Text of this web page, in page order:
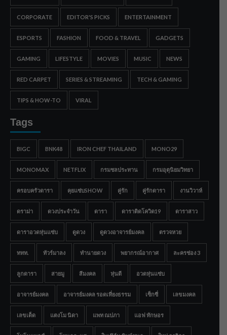
CORPORATE EDITOR'S PICKS ENTERTAINMENT
ESPORTS FASHION FOOD & TRAVEL GADGETS
GAMING LIFESTYLE MOVIES MUSIC NEWS
RED CARPET SERIES & STREAMING TECH & GAMING
TIPS & HOW-TO VIRAL
Tags
BIGC BNK48 IRON CHEF THAILAND MONO29
MONOMAX NETFLIX กรมชลประทาน กรมอุตุนิยมวิทยา
ครอบครัวดารา คุยแซ่บSHOW คู่รัก คู่รักดารา งานวิวาห์
ดราม่า ดวงประจำวัน ดารา ดาราติดโควิด19 ดาราสาว
ดาราอวดหุ่นแซ่บ ดูดวง ดูดวงอาจารย์มงคล ตรวจหวย
ททท. ทัวร์มาลง ทำนายดวง พยากรณ์อากาศ ละครช่อง 3
ลูกดารา สายมู สีมงคล หุ่นดี อวดหุ่นแซ่บ
อาจารย์มงคล อาจารย์มงคล รอดเที่ยงธรรม เซ็กซี่ เลขมงคล
เลขเด็ด แตงโม นิดา แพท ณปภา แอฟ ทักษอร